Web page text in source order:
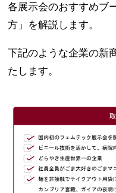
各展示会のおすすめブ
方」を解説します。
下記のような企業の新
たします。